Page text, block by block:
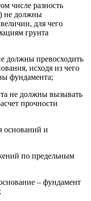
числе разность
не должны
для чего
грунта
должны превосходить
исходя из чего
фундамента;
не должны вызывать
прочности
оснований и
по предельным
– фундамент